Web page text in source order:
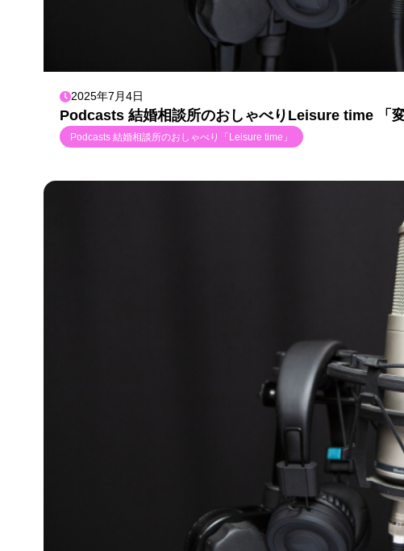
2025年7月4日
Podcasts 結婚相談所のおしゃべりLeisure time 「
Podcasts 結婚相談所のおしゃべり「Leisure time」